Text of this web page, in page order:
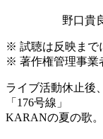
野口貴
※ 試聴は反映まで
※ 著作権管理事業
ライブ活動休止後
「176号線」
KARANの夏の歌。